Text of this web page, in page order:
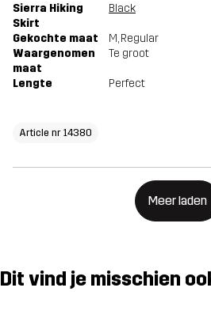
Sierra Hiking
Skirt
Black
Gekochte maat M, Regular
Waargenomen
maat
Te groot
Lengte Perfect
Article nr 14380
Meer laden
Dit vind je misschien